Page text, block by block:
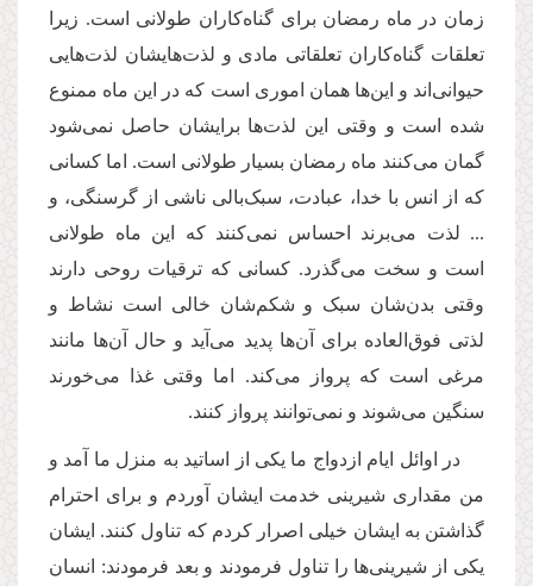
زمان در ماه رمضان برای گناه‌کاران طولانی است. زیرا
تعلقات گناه‌کاران تعلقاتی مادی و لذت‌هایشان لذت‌هایی
حیوانی‌اند و این‌ها همان اموری است که در این ماه ممنوع
شده است و وقتی این لذت‌ها برایشان حاصل نمی‌شود
گمان می‌کنند ماه رمضان بسیار طولانی است. اما کسانی
که از انس با خدا، عبادت، سبک‌بالی ناشی از گرسنگی، و
... لذت می‌برند احساس نمی‌کنند که این ماه طولانی
است و سخت می‌گذرد. کسانی که ترقیات روحی دارند
وقتی بدن‌شان سبک و شکم‌شان خالی است نشاط و
لذتی فوق‌العاده برای آن‌ها پدید می‌آید و حال آن‌ها مانند
مرغی است که پرواز می‌کند. اما وقتی غذا می‌خورند
سنگین می‌شوند و نمی‌توانند پرواز کنند.
در اوائل ایام ازدواج ما یکی از اساتید به منزل ما آمد و
من مقداری شیرینی خدمت ایشان آوردم و برای احترام
گذاشتن به ایشان خیلی اصرار کردم که تناول کنند. ایشان
یکی از شیرینی‌ها را تناول فرمودند و بعد فرمودند: انسان